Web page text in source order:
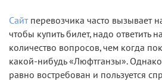
Сайтперевозчика часто вызывает
чтобы купить билет, надо ответить
количество вопросов, чем когда
какой-нибудь «Люфтганзы».
равно востребован и пользуется